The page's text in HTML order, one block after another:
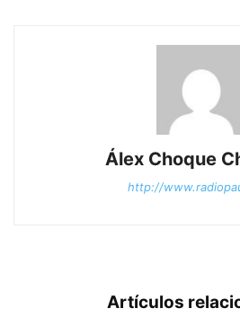
Álex Choque
http://
Artículos